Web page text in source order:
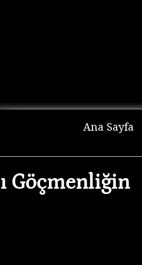
Ana Sayfa
Göçmenliğin